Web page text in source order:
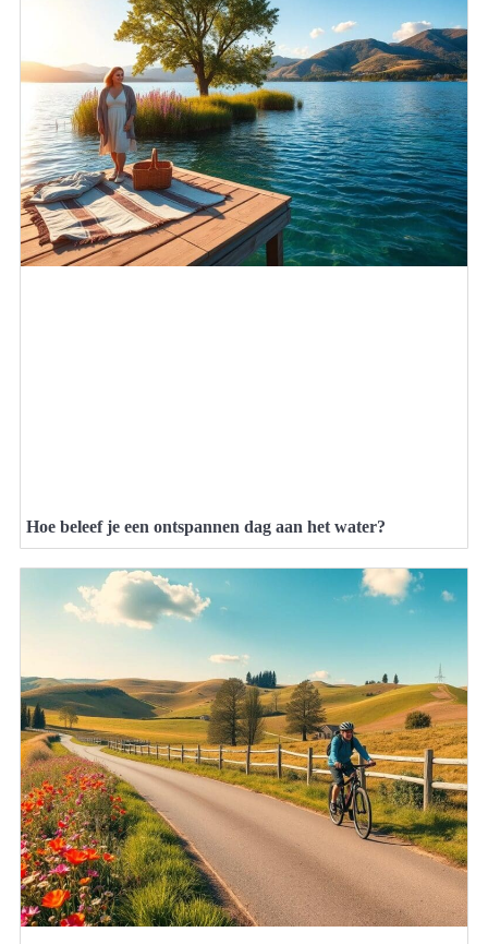
Hoe beleef je een ontspannen dag aan het water?